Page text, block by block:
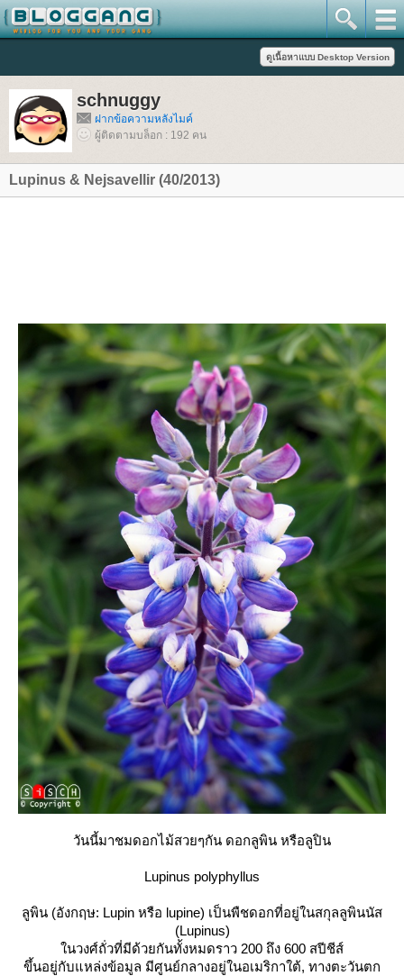
schnuggy
ฝากข้อความหลังไมค์
ผู้ติดตามบล็อก : 192 คน
Lupinus & Nejsavellir (40/2013)
วันนี้มาชมดอกไม้สวยๆกัน ดอกลูพิน หรือลูปิน
Lupinus polyphyllus
ลูพิน (อังกฤษ: Lupin หรือ lupine) เป็นพืชดอกที่อยู่ในสกุลลูพินนัส
(Lupinus)
นวงศ์ถั่วที่มีด้วยกันทั้งหมดราว 200 ถึง 600 สปีชีส์
ขึ้นอยู่กับแหล่งข้อมูล มีศูนย์กลางอยู่ในอเมริกาใต้, ทางตะวันตก